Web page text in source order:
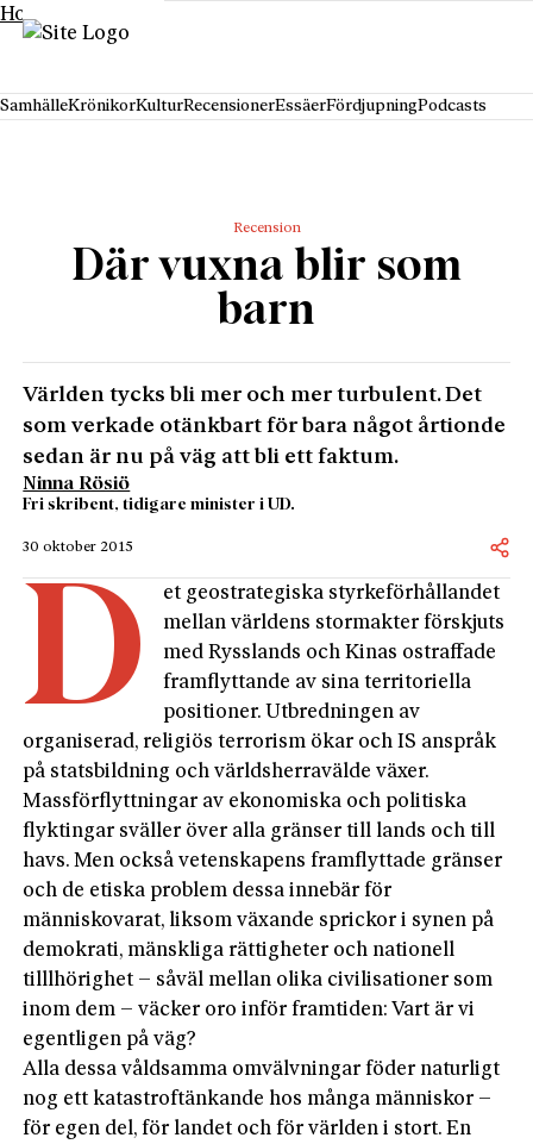
Hoppa till innehåll
SamhälleKrönikorKulturRecensionerEssäerFördjupningPodcasts
Recension
Där vuxna blir som
barn
Världen tycks bli mer och mer turbulent. Det
som verkade otänkbart för bara något årtionde
sedan är nu på väg att bli ett faktum.
Ninna Rösiö
Fri skribent, tidigare minister i UD.
30 oktober 2015
D
et geostrategiska styrkeförhållandet
mellan världens stormakter förskjuts
med Rysslands och Kinas ostraffade
framflyttande av sina territoriel­la
positioner. Utbredningen av
organiserad, religiös terrorism ökar och IS anspråk
på statsbildning och världsherravälde växer.
Massförflyttningar av ekonomiska och politiska
flyktingar sväller över alla gränser till lands och till
havs. Men också vetenskapens framflyttade gränser
och de etiska problem dessa innebär för
människovarat, liksom växande sprickor i synen på
demokrati, mänskliga rättigheter och nationell
tilllhörighet – såväl mellan olika civilisationer som
inom dem – väcker oro inför framtiden: Vart är vi
egentligen på väg?
Alla dessa våldsamma omvälvningar föder naturligt
nog ett katastroftänkande hos många människor –
för egen del, för landet och för världen i stort. En